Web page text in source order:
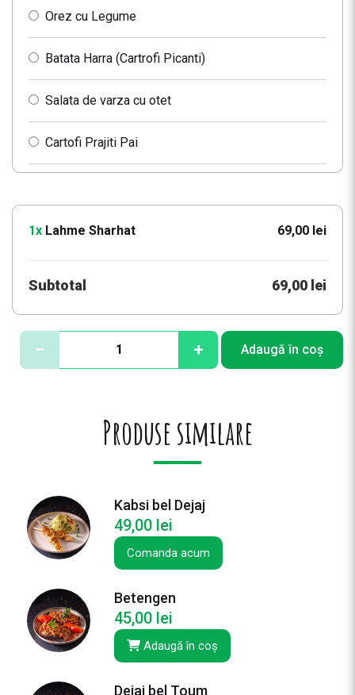
Orez cu Legume
Batata Harra (Cartrofi Picanti)
Salata de varza cu otet
Cartofi Prajiti Pai
1x Lahme Sharhat 69,00 lei
Subtotal 69,00 lei
C
− + Adaugă în coș
Produse similare
Kabsi bel Dejaj
49,00 lei
Comanda acum
Betengen
45,00 lei
Adaugă în coș
Dejaj bel Toum